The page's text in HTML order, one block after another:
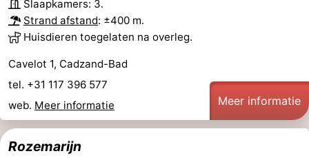
Slaapkamers: 3.
Strand afstand: ±400 m.
Huisdieren toegelaten na overleg.
Cavelot 1, Cadzand-Bad
tel. +31 117 396 577
web. Meer informatie Meer informatie
Rozemarijn